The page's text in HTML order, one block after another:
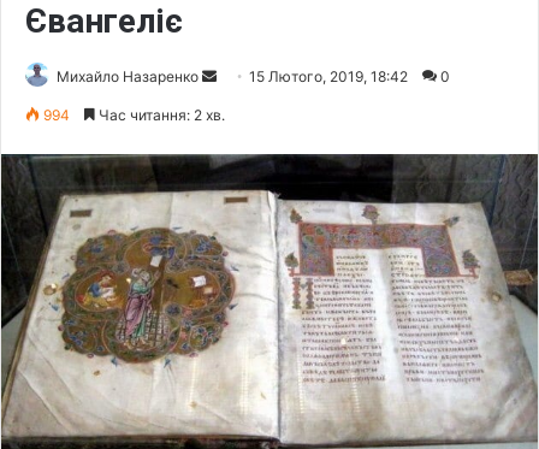
Євангеліє
Михайло Назаренко
d
a
e
m
a
i
l
15 Лютого, 2019, 18:42 0
994 Час читання: 2 хв.